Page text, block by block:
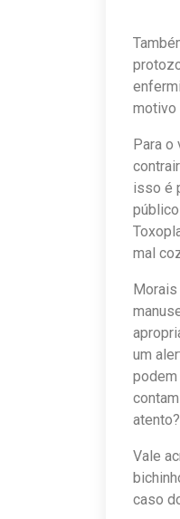
motivo
Para o
isso é
mal
Morais
um
podem
Vale
caso